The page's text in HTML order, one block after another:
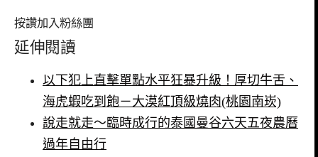
按讚加入粉絲團
延伸閱讀
以下犯上直擊單點水平狂暴升級！厚切牛舌、
海虎蝦吃到飽－大漠紅頂級燒肉(桃園南崁)
說走就走～臨時成行的泰國曼谷六天五夜農曆
過年自由行